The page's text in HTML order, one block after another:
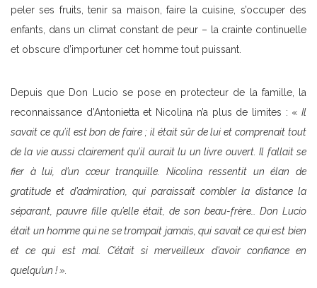
peler ses fruits, tenir sa maison, faire la cuisine, s’occuper des
enfants, dans un climat constant de peur – la crainte continuelle
et obscure d’importuner cet homme tout puissant.
Depuis que Don Lucio se pose en protecteur de la famille, la
reconnaissance d’Antonietta et Nicolina n’a plus de limites : « Il
savait ce qu’il est bon de faire ; il était sûr de lui et comprenait tout
de la vie aussi clairement qu’il aurait lu un livre ouvert. Il fallait se
fier à lui, d’un cœur tranquille. Nicolina ressentit un élan de
gratitude et d’admiration, qui paraissait combler la distance la
séparant, pauvre fille qu’elle était, de son beau-frère… Don Lucio
était un homme qui ne se trompait jamais, qui savait ce qui est bien
et ce qui est mal. C’était si merveilleux d’avoir confiance en
quelqu’un ! ».